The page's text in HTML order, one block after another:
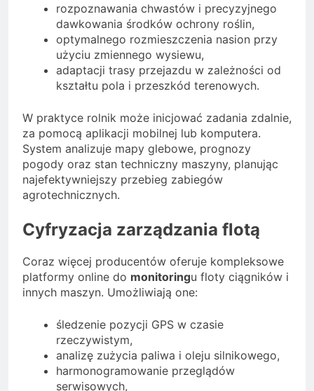
rozpoznawania chwastów i precyzyjnego
dawkowania środków ochrony roślin,
optymalnego rozmieszczenia nasion przy
użyciu zmiennego wysiewu,
adaptacji trasy przejazdu w zależności od
kształtu pola i przeszkód terenowych.
W praktyce rolnik może inicjować zadania zdalnie,
za pomocą aplikacji mobilnej lub komputera.
System analizuje mapy glebowe, prognozy
pogody oraz stan techniczny maszyny, planując
najefektywniejszy przebieg zabiegów
agrotechnicznych.
Cyfryzacja zarządzania flotą
Coraz więcej producentów oferuje kompleksowe
platformy online do monitoringu floty ciągników i
innych maszyn. Umożliwiają one:
śledzenie pozycji GPS w czasie
rzeczywistym,
analizę zużycia paliwa i oleju silnikowego,
harmonogramowanie przeglądów
serwisowych,